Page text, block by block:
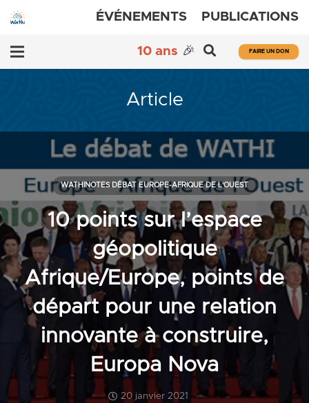
ÉVÉNEMENTS PUBLICATIONS
10 ans 🎉 FAIRE UN DON
Article
10 points sur l’espace
géopolitique
Afrique/Europe, points de
départ pour une relation
innovante à construire,
Europa Nova
20 janvier 2021
WATHINOTES DÉBAT EUROPE-AFRIQUE DE L'OUEST